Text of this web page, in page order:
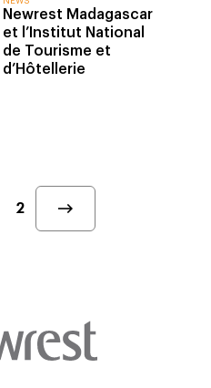
Newrest Madagascar
et l’Institut National
de Tourisme et
d’Hôtellerie
2